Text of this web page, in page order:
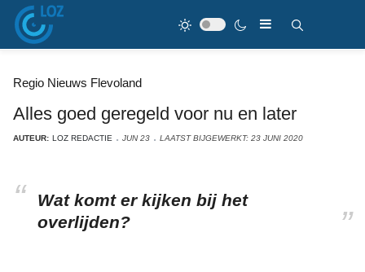
Regio Nieuws Flevoland
Alles goed geregeld voor nu en later
AUTEUR: LOZ REDACTIE JUN 23 LAATST BIJGEWERKT: 23 JUNI 2020
Wat komt er kijken bij het
overlijden?